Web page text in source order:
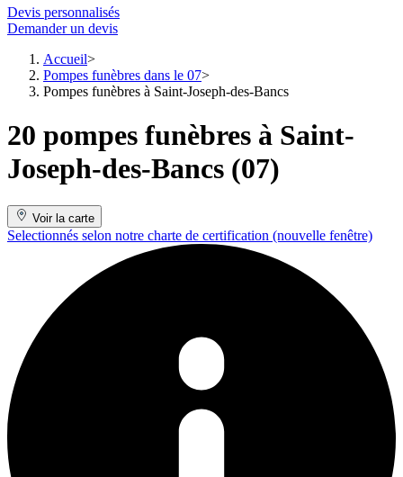
Devis personnalisés
Demander un devis
Accueil
Pompes funèbres dans le 07
Pompes funèbres à Saint-Joseph-des-Bancs
20 pompes funèbres à Saint-
Joseph-des-Bancs (07)
Voir la carte
Selectionnés selon notre charte de certification (nouvelle fenêtre)